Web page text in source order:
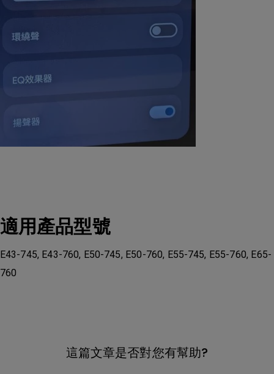
適用產品型號
E43-745, E43-760, E50-745, E50-760, E55-745, E55-760, E65-
760
這篇文章是否對您有幫助?